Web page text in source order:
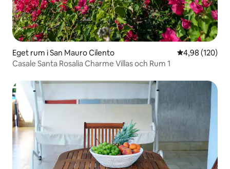
Eget rum i San Mauro Cilento 4,98 av 5 i
4,98 (120)
Casale Santa Rosalia Charme Villas och Rum 1